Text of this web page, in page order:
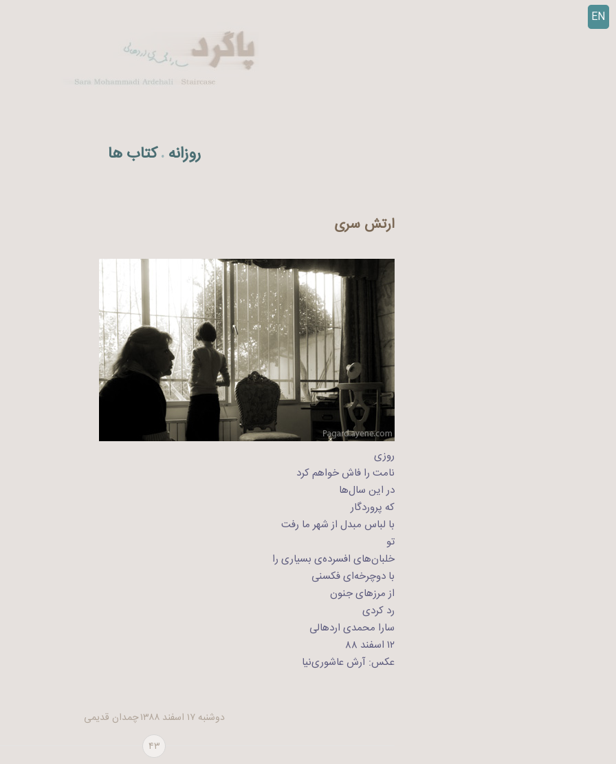
EN
روزانه . کتاب ها
ارتش سری
روزی
نامت را فاش خواهم کرد
در این سال‌ها
که پروردگار
با لباس مبدل از شهر ما رفت
تو
خلبان‌ها‌ی افسرده‌ی بسیاری را
با دوچرخه‌ای فکسنی‌
از مرزهای جنون
رد کردی
سارا محمدی اردهالی
۱۲ اسفند ۸۸
عکس: آرش عاشوری‌نیا
دوشنبه ۱۷ اسفند ۱۳۸۸
چمدان قدیمی
۴۳